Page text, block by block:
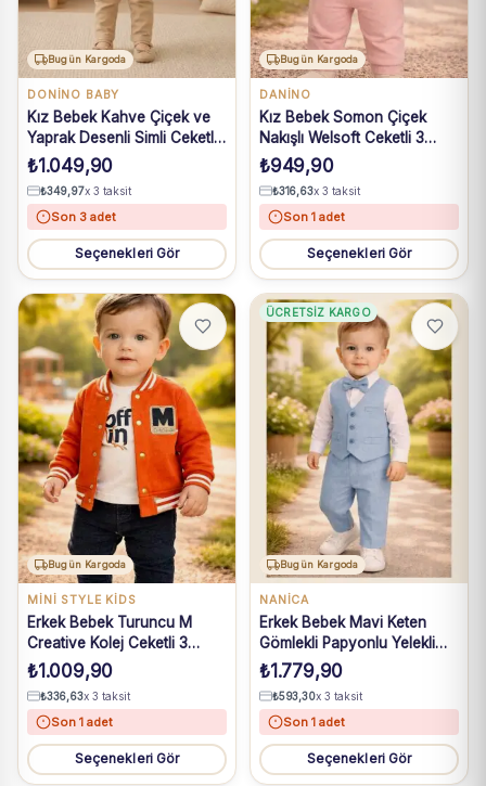
Bugün Kargoda
DONİNO BABY
Kız Bebek Kahve Çiçek ve
Yaprak Desenli Simli Ceketli
3'lü Takım 6-24 Ay
₺1.049,90
₺349,97x 3 taksit
Son 3 adet
Seçenekleri Gör
Bugün Kargoda
DANİNO
Kız Bebek Somon Çiçek
Nakışlı Welsoft Ceketli 3
Parça Takım 6-24 Ay
₺949,90
₺316,63x 3 taksit
Son 1 adet
Seçenekleri Gör
Bugün Kargoda
MİNİ STYLE KİDS
Erkek Bebek Turuncu M
Creative Kolej Ceketli 3
Parça Takım 9-24 Ay
₺1.009,90
₺336,63x 3 taksit
Son 1 adet
Seçenekleri Gör
ÜCRETSIZ KARGO
Bugün Kargoda
NANICA
Erkek Bebek Mavi Keten
Gömlekli Papyonlu Yelekli
Takım 6-18 Ay
₺1.779,90
₺593,30x 3 taksit
Son 1 adet
Seçenekleri Gör